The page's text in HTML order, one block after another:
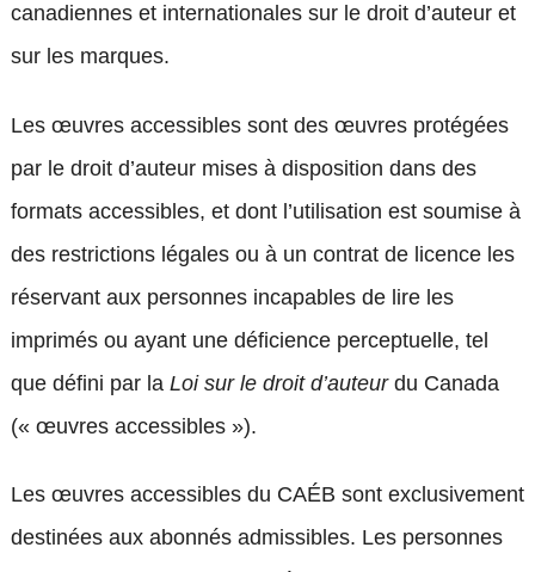
canadiennes et internationales sur le droit d’auteur et
sur les marques.
Les œuvres accessibles sont des œuvres protégées
par le droit d’auteur mises à disposition dans des
formats accessibles, et dont l’utilisation est soumise à
des restrictions légales ou à un contrat de licence les
réservant aux personnes incapables de lire les
imprimés ou ayant une déficience perceptuelle, tel
que défini par la Loi sur le droit d’auteurdu Canada
(« œuvres accessibles »).
Les œuvres accessibles du CAÉB sont exclusivement
destinées aux abonnés admissibles. Les personnes